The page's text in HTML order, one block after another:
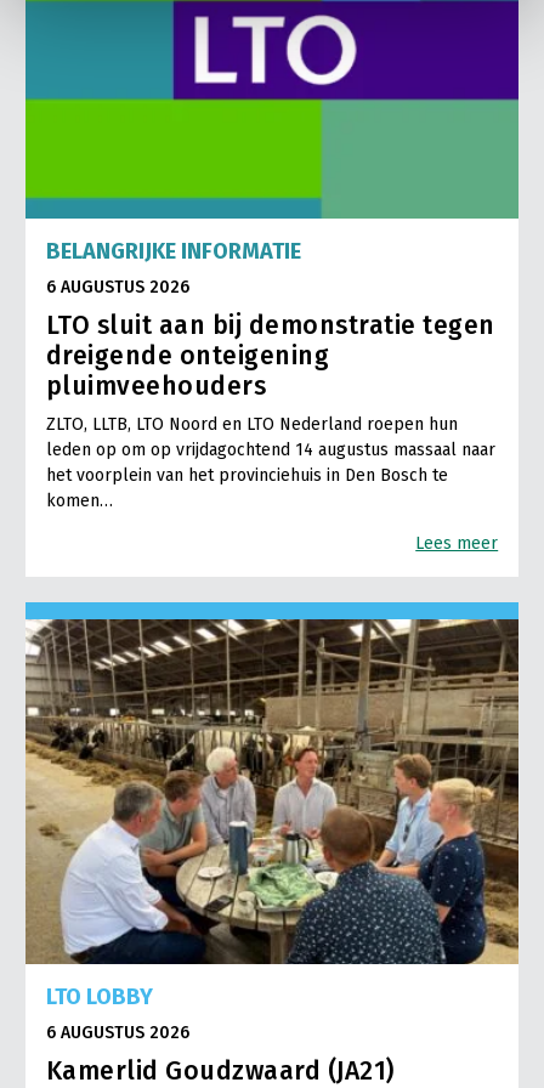
BELANGRIJKE INFORMATIE
6 AUGUSTUS 2026
LTO sluit aan bij demonstratie tegen
dreigende onteigening
pluimveehouders
ZLTO, LLTB, LTO Noord en LTO Nederland roepen hun
leden op om op vrijdagochtend 14 augustus massaal naar
het voorplein van het provinciehuis in Den Bosch te
komen…
Lees meer
LTO LOBBY
6 AUGUSTUS 2026
Kamerlid Goudzwaard (JA21)